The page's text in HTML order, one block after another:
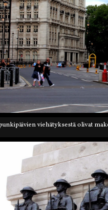
viehätyksestä olivat